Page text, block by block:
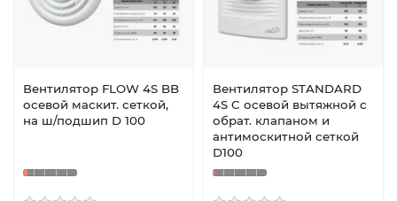
Вентилятор FLOW 4S BB
осевой маскит. сеткой,
на ш/подшип D 100
Вентилятор STANDARD
4S C осевой вытяжной с
обрат. клапаном и
антимоскитной сеткой
D100